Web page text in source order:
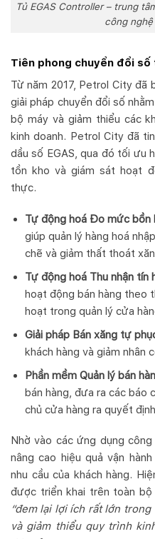
Tủ EGAS Controller – trung
công
Tiên phong chuyển đổi số
Từ năm 2017, Petrol City đã
giải pháp chuyển đổi số
bộ máy và giảm thiểu các
kinh doanh. Petrol City đã
dầu số EGAS, qua đó tối ưu
tồn kho và giám sát hoạt
thực.
Tự động hoá Đo mức bồn
giúp quản lý hàng hoá
chẽ và giảm thất thoát
Tự động hoá Thu nhận tín
hoạt động bán hàng theo
hoạt trong quản lý cửa
Giải pháp Bán xăng tự
khách hàng và giảm nhân
Phần mềm Quản lý bán
bán hàng, đưa ra các báo
chủ cửa hàng ra quyết
Nhờ vào các ứng dụng
nâng cao hiệu quả vận
nhu cầu của khách hàng.
được triển khai trên toàn
“đem lại lợi ích rất lớn
và giảm thiểu quy trình